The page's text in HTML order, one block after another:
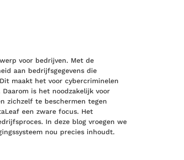
voor bedrijven. Met de
aan bedrijfsgegevens die
maakt het voor cybercriminelen
is het noodzakelijk voor
zichzelf te beschermen tegen
een zware focus. Het
In deze blog vroegen we
nou precies inhoudt.